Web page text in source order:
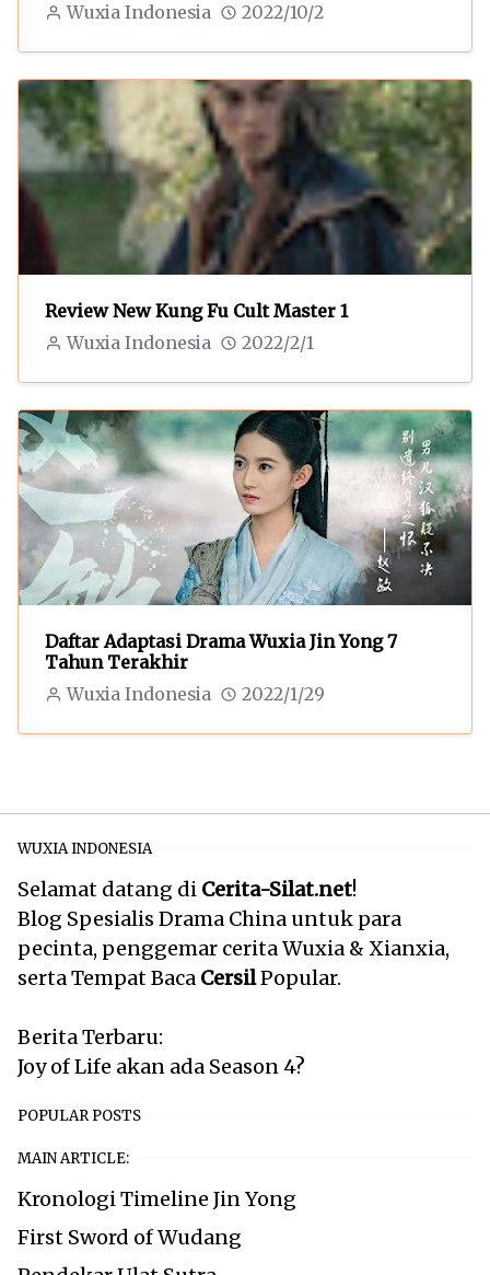
Wuxia Indonesia 2022/10/2
Review New Kung Fu Cult Master 1
Wuxia Indonesia 2022/2/1
Daftar Adaptasi Drama Wuxia Jin Yong 7
Tahun Terakhir
Wuxia Indonesia 2022/1/29
WUXIA INDONESIA
Selamat datang di Cerita-Silat.net!
Blog Spesialis Drama China untuk para
pecinta, penggemar cerita Wuxia & Xianxia,
serta Tempat Baca CersilPopular.
Berita Terbaru:
Joy of Life akan ada Season 4?
POPULAR POSTS
MAIN ARTICLE:
Kronologi Timeline Jin Yong
First Sword of Wudang